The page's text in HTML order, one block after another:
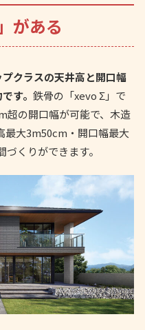
がある
クラスの天井高と開口幅
す。 鉄骨の「xevo Σ」で
超の開口幅が可能で、木造
最大3m50cm・開口幅最大
くりができます。